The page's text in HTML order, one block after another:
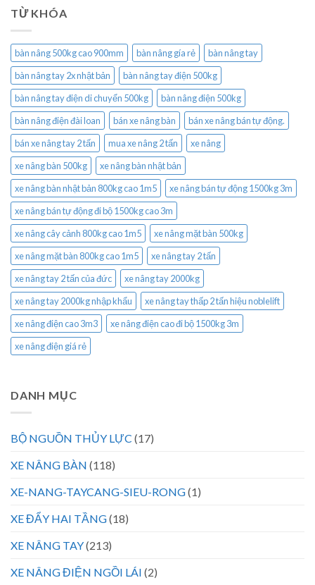
TỪ KHÓA
bàn nâng 500kg cao 900mm bàn nâng gía rẻ
bàn nâng tay
bàn nâng tay 2x nhật bản
bàn nâng tay điện 500kg
bàn nâng tay điện di chuyển 500kg
bàn nâng điện 500kg
bàn nâng điện đài loan
bán xe nâng bàn
bán xe nâng bán tự động.
bán xe nâng tay 2 tấn
mua xe nâng 2 tấn
xe nâng
xe nâng bàn 500kg
xe nâng bàn nhật bản
xe nâng bàn nhật bản 800kg cao 1m5
xe nâng bán tự động 1500kg 3m
xe nâng bán tự động đi bộ 1500kg cao 3m
xe nâng cây cảnh 800kg cao 1m5
xe nâng mặt bàn 500kg
xe nâng mặt bàn 800kg cao 1m5
xe nâng tay 2 tấn
xe nâng tay 2 tấn của đức
xe nâng tay 2000kg
xe nâng tay 2000kg nhập khẩu
xe nâng tay thấp 2 tấn hiệu noblelift
xe nâng điện cao 3m3
xe nâng điện cao đi bộ 1500kg 3m
xe nâng điện giá rẻ
DANH MỤC
BỘ NGUỒN THỦY LỰC (17)
XE NÂNG BÀN (118)
XE-NANG-TAYCANG-SIEU-RONG(1)
XE ĐẨY HAI TẦNG(18)
XE NÂNG TAY(213)
XE NÂNG ĐIỆN NGỒI LÁI (2)